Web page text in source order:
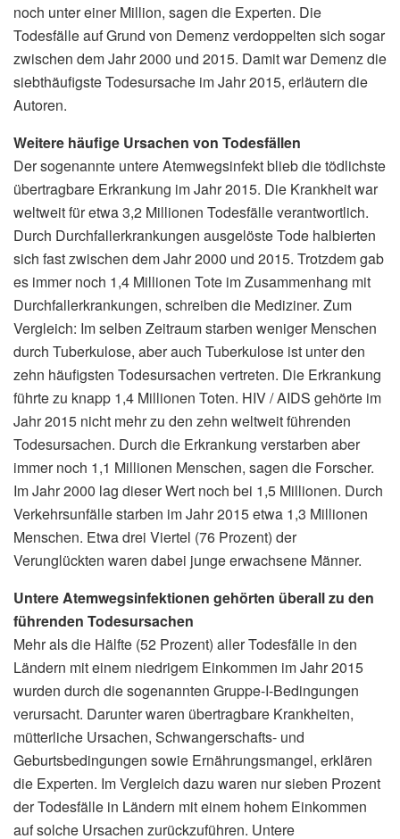
noch unter einer Million, sagen die Experten. Die
Todesfälle auf Grund von Demenz verdoppelten sich sogar
zwischen dem Jahr 2000 und 2015. Damit war Demenz die
siebthäufigste Todesursache im Jahr 2015, erläutern die
Autoren.
Weitere häufige Ursachen von Todesfällen
Der sogenannte untere Atemwegsinfekt blieb die tödlichste
übertragbare Erkrankung im Jahr 2015. Die Krankheit war
weltweit für etwa 3,2 Millionen Todesfälle verantwortlich.
Durch Durchfallerkrankungen ausgelöste Tode halbierten
sich fast zwischen dem Jahr 2000 und 2015. Trotzdem gab
es immer noch 1,4 Millionen Tote im Zusammenhang mit
Durchfallerkrankungen, schreiben die Mediziner. Zum
Vergleich: Im selben Zeitraum starben weniger Menschen
durch Tuberkulose, aber auch Tuberkulose ist unter den
zehn häufigsten Todesursachen vertreten. Die Erkrankung
führte zu knapp 1,4 Millionen Toten. HIV / AIDS gehörte im
Jahr 2015 nicht mehr zu den zehn weltweit führenden
Todesursachen. Durch die Erkrankung verstarben aber
immer noch 1,1 Millionen Menschen, sagen die Forscher.
Im Jahr 2000 lag dieser Wert noch bei 1,5 Millionen. Durch
Verkehrsunfälle starben im Jahr 2015 etwa 1,3 Millionen
Menschen. Etwa drei Viertel (76 Prozent) der
Verunglückten waren dabei junge erwachsene Männer.
Untere Atemwegsinfektionen gehörten überall zu den
führenden Todesursachen
Mehr als die Hälfte (52 Prozent) aller Todesfälle in den
Ländern mit einem niedrigem Einkommen im Jahr 2015
wurden durch die sogenannten Gruppe-I-Bedingungen
verursacht. Darunter waren übertragbare Krankheiten,
mütterliche Ursachen, Schwangerschafts- und
Geburtsbedingungen sowie Ernährungsmangel, erklären
die Experten. Im Vergleich dazu waren nur sieben Prozent
der Todesfälle in Ländern mit einem hohem Einkommen
auf solche Ursachen zurückzuführen. Untere